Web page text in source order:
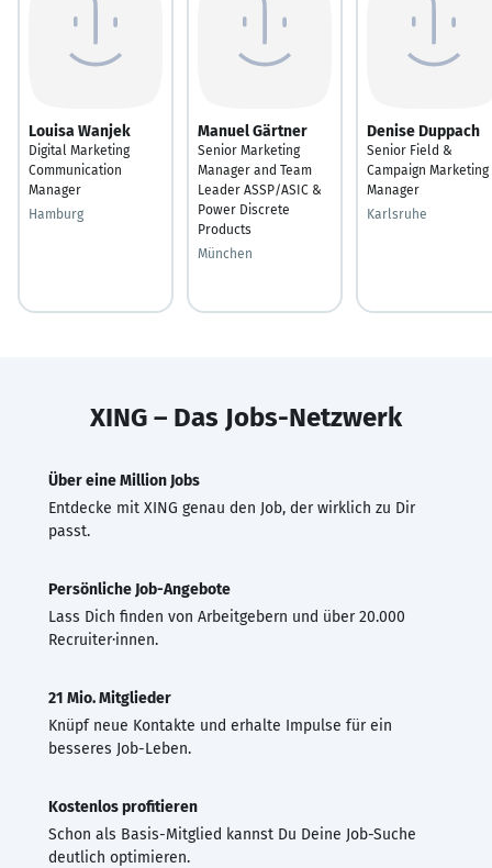
Louisa Wanjek
Digital Marketing
Communication
Manager
Hamburg
Manuel Gärtner
Senior Marketing
Manager and Team
Leader ASSP/ASIC &
Power Discrete
Products
München
Denise Duppach
Senior Field &
Campaign Marketing
Manager
Karlsruhe
XING – Das Jobs-Netzwerk
Über eine Million Jobs
Entdecke mit XING genau den Job, der wirklich zu Dir
passt.
Persönliche Job-Angebote
Lass Dich finden von Arbeitgebern und über 20.000
Recruiter·innen.
21 Mio. Mitglieder
Knüpf neue Kontakte und erhalte Impulse für ein
besseres Job-Leben.
Kostenlos profitieren
Schon als Basis-Mitglied kannst Du Deine Job-Suche
deutlich optimieren.